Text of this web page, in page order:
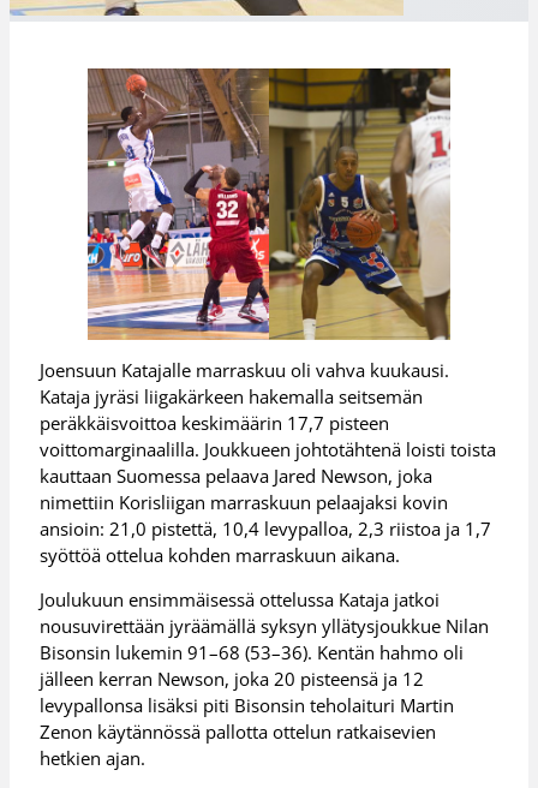
Joensuun Katajalle marraskuu oli vahva kuukausi.
Kataja jyräsi liigakärkeen hakemalla seitsemän
peräkkäisvoittoa keskimäärin 17,7 pisteen
voittomarginaalilla. Joukkueen johtotähtenä loisti toista
kauttaan Suomessa pelaava Jared Newson, joka
nimettiin Korisliigan marraskuun pelaajaksi kovin
ansioin: 21,0 pistettä, 10,4 levypalloa, 2,3 riistoa ja 1,7
syöttöä ottelua kohden marraskuun aikana.
Joulukuun ensimmäisessä ottelussa Kataja jatkoi
nousuvirettään jyräämällä syksyn yllätysjoukkue Nilan
Bisonsin lukemin 91–68 (53–36). Kentän hahmo oli
jälleen kerran Newson, joka 20 pisteensä ja 12
levypallonsa lisäksi piti Bisonsin teholaituri Martin
Zenon käytännössä pallotta ottelun ratkaisevien
hetkien ajan.